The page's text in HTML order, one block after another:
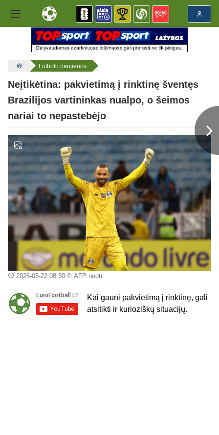
Futbolo naujienos
Neįtikėtina: pakvietimą į rinktinę šventęs
Brazilijos vartininkas nualpo, o šeimos
nariai to nepastebėjo
2026-05-22 08:30© AFP nuotr.
Kai gauni pakvietimą į rinktinę, gali
atsitikti ir kurioziškų situacijų.